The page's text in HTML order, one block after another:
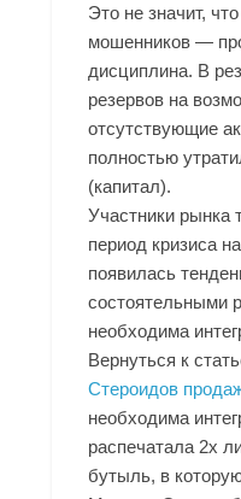
Это не значит,
мошенников —
дисциплина. В
резервов на
отсутствующие
полностью
(капитал).
Участники рынка
период кризиса
появилась
состоятельными
необходима
Вернуться к
Стероидов
необходима
распечатала 2х
бутыль, в